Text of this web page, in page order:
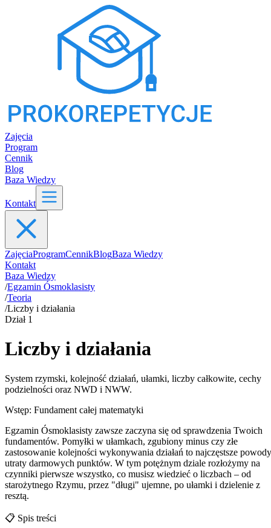
Zajęcia
Program
Cennik
Blog
Baza Wiedzy
Kontakt
ZajęciaProgramCennikBlogBaza Wiedzy
Kontakt
Baza Wiedzy
/Egzamin Ósmoklasisty
/Teoria
/Liczby i działania
Dział 1
Liczby i działania
System rzymski, kolejność działań, ułamki, liczby całkowite, cechy
podzielności oraz NWD i NWW.
Wstęp: Fundament całej matematyki
Egzamin Ósmoklasisty zawsze zaczyna się od sprawdzenia Twoich
fundamentów. Pomyłki w ułamkach, zgubiony minus czy złe
zastosowanie kolejności wykonywania działań to najczęstsze powody
utraty darmowych punktów. W tym potężnym dziale rozłożymy na
czynniki pierwsze wszystko, co musisz wiedzieć o liczbach – od
starożytnego Rzymu, przez "długi" ujemne, po ułamki i dzielenie z
resztą.
📋 Spis treści